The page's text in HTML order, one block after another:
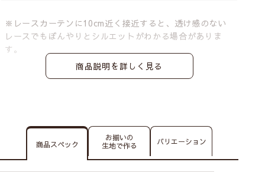
※レースカーテンに10cm近く接近すると、透け感のない
レースでもぼんやりとシルエットがわかる場合がありま
す。
商品説明を詳しく見る
商品スペック
お揃いの
生地で作る
バリエーション